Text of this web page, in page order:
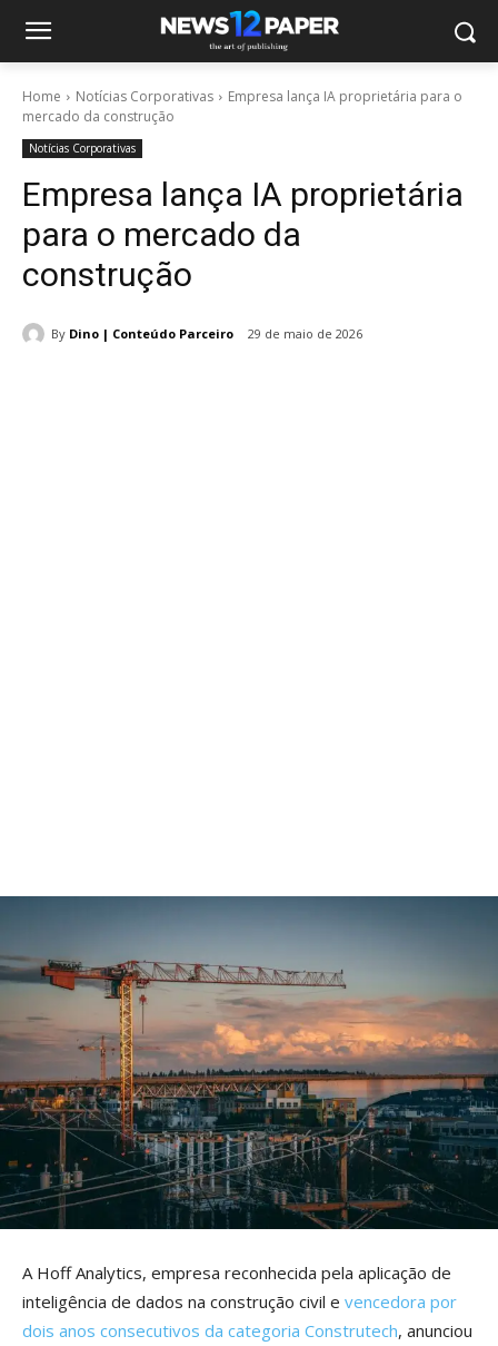
Home Notícias Corporativas
Empresa lança IA proprietária para o
mercado da construção
Notícias Corporativas
Empresa lança IA proprietária
para o mercado da
construção
By Dino | Conteúdo Parceiro 29 de maio de 2026
A Hoff Analytics, empresa reconhecida pela aplicação de
inteligência de dados na construção civil e vencedora por
dois anos consecutivos da categoria Construtech, anunciou